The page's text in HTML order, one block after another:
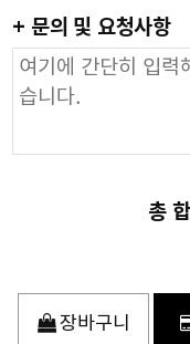
+ 문의 및 요청사항
총
장바구니